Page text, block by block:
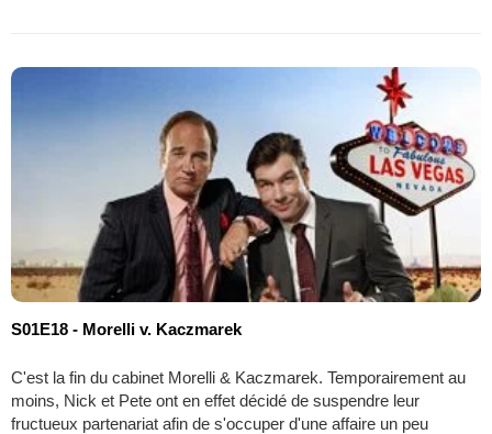
S01E18 - Morelli v. Kaczmarek
C'est la fin du cabinet Morelli & Kaczmarek. Temporairement au
moins, Nick et Pete ont en effet décidé de suspendre leur
fructueux partenariat afin de s'occuper d'une affaire un peu